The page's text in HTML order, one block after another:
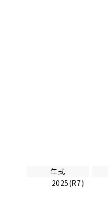
年式
2025(R7)